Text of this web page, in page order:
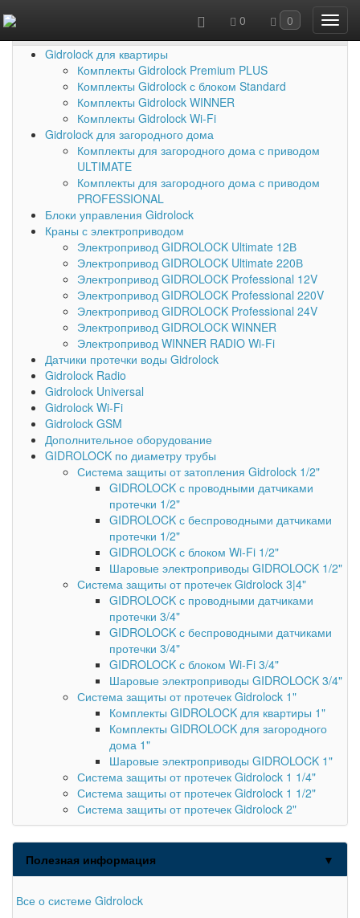
0
0
Gidrolock для квартиры
Комплекты Gidrolock Premium PLUS
Комплекты Gidrolock с блоком Standard
Комплекты Gidrolock WINNER
Комплекты Gidrolock Wi-Fi
Gidrolock для загородного дома
Комплекты для загородного дома с приводом
ULTIMATE
Комплекты для загородного дома с приводом
PROFESSIONAL
Блоки управления Gidrolock
Краны с электроприводом
Электропривод GIDROLOCK Ultimate 12В
Электропривод GIDROLOCK Ultimate 220В
Электропривод GIDROLOCK Professional 12V
Электропривод GIDROLOCK Professional 220V
Электропривод GIDROLOCK Professional 24V
Электропривод GIDROLOCK WINNER
Электропривод WINNER RADIO Wi-Fi
Датчики протечки воды Gidrolock
Gidrolock Radio
Gidrolock Universal
Gidrolock Wi-Fi
Gidrolock GSM
Дополнительное оборудование
GIDROLOCK по диаметру трубы
Система защиты от затопления Gidrolock 1/2"
GIDROLOCK с проводными датчиками
протечки 1/2"
GIDROLOCK с беспроводными датчиками
протечки 1/2"
GIDROLOCK с блоком Wi-Fi 1/2"
Шаровые электроприводы GIDROLOCK 1/2"
Система защиты от протечек Gidrolock 3|4"
GIDROLOCK с проводными датчиками
протечки 3/4"
GIDROLOCK с беспроводными датчиками
протечки 3/4"
GIDROLOCK с блоком Wi-Fi 3/4"
Шаровые электроприводы GIDROLOCK 3/4"
Система защиты от протечек Gidrolock 1"
Комплекты GIDROLOCK для квартиры 1"
Комплекты GIDROLOCK для загородного
дома 1"
Шаровые электроприводы GIDROLOCK 1"
Система защиты от протечек Gidrolock 1 1/4"
Система защиты от протечек Gidrolock 1 1/2"
Система защиты от протечек Gidrolock 2"
Полезная информация ▼
Все о системе Gidrolock